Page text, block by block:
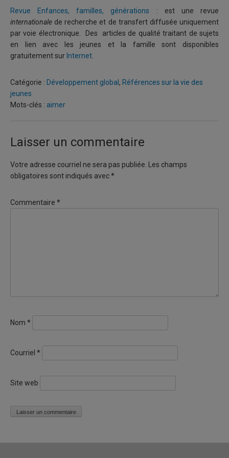
Revue Enfances, familles, générations : est une revue
internationale de recherche et de transfert diffusée uniquement
par voie électronique. Des articles de qualité traitant de sujets
en lien avec les jeunes et la famille sont disponibles
gratuitement sur Internet
Catégorie : Développement global , Références sur la vie des
jeunes
Mots-clés : aimer
Laisser un commentaire
Votre adresse courriel ne sera pas publiée.
Les champs
obligatoires sont indiqués avec*
Commentaire *
Nom *
Courriel *
Site web